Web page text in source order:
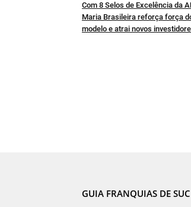
Com 8 Selos de Excelência da
Maria Brasileira reforça força
modelo e atrai novos
GUIA FRANQUIAS DE